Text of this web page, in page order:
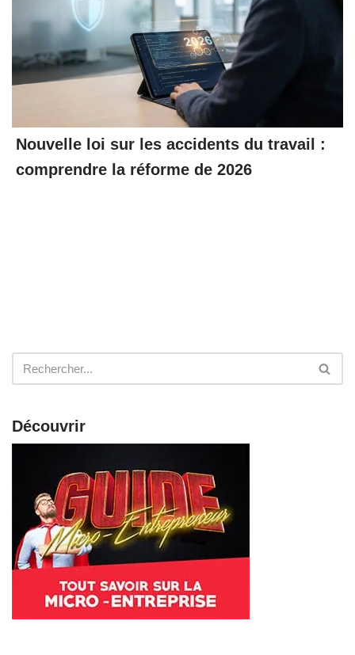
Nouvelle loi sur les accidents du travail :
comprendre la réforme de 2026
Découvrir